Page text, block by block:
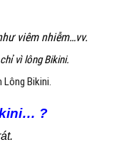
viêm nhiễm…vv.
vì lông Bikini.
Lông Bikini.
?